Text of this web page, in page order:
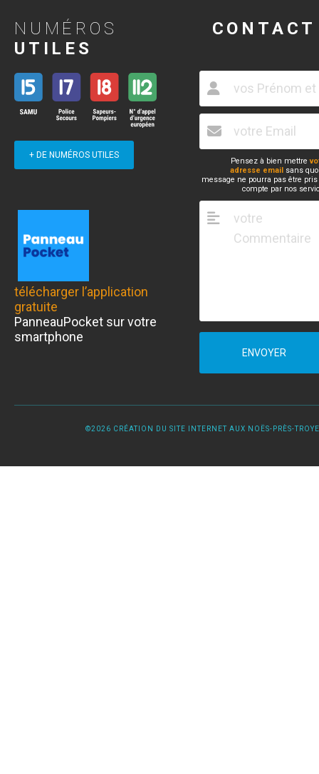
NUMÉROS
UTILES
+ DE NUMÉROS UTILES
télécharger l’application
gratuite
PanneauPocket sur votre
smartphone
CONTACT
Pensez à bien mettre
adresse email sans
message ne pourra pas être
compte par nos
ENVOYER
©2026 CRÉATION DU SITE INTERNET AUX NOËS-PRÈS-